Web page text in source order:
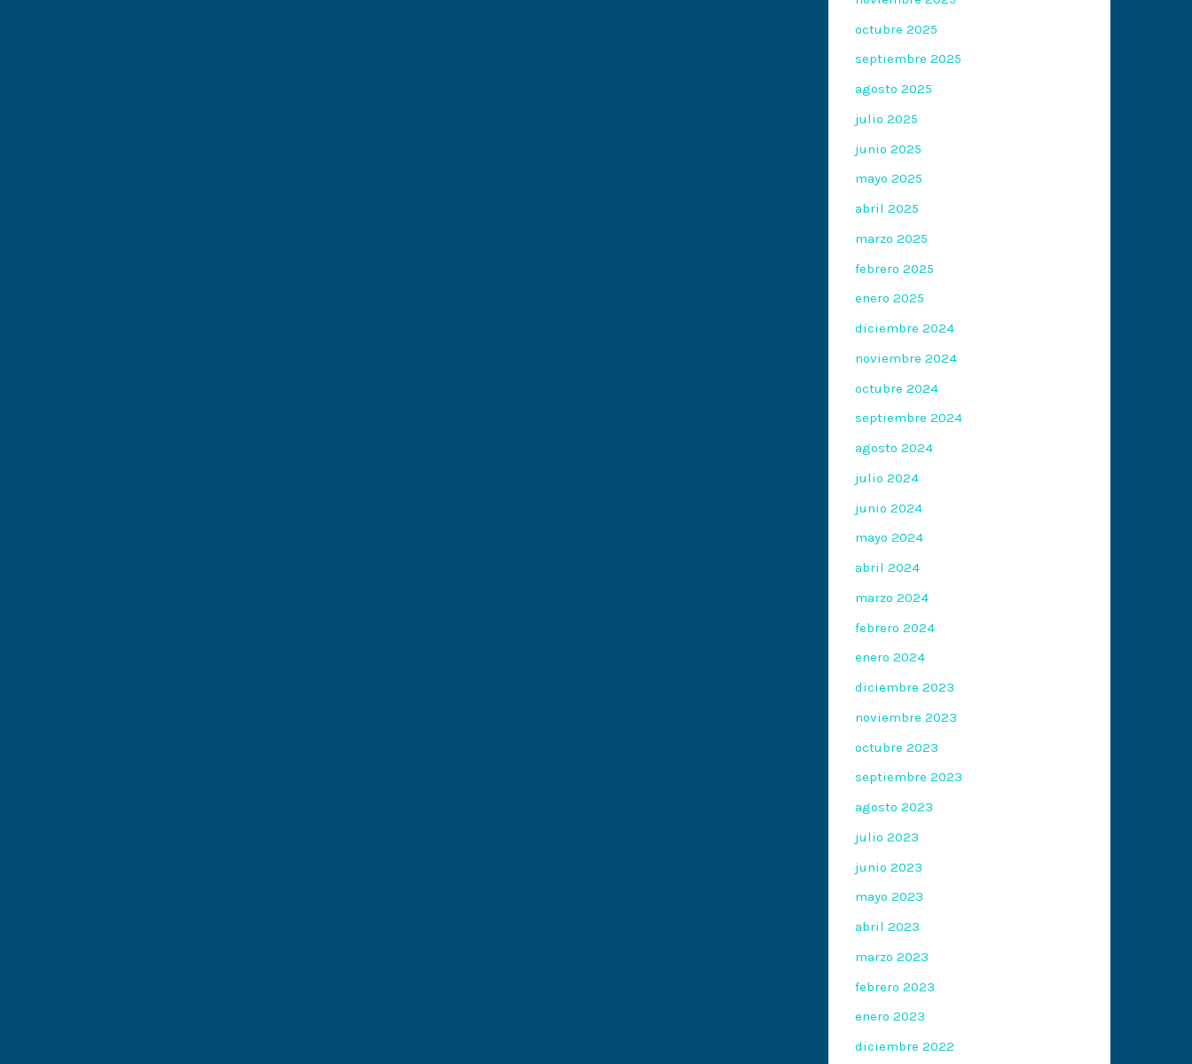
octubre 2025
septiembre 2025
agosto 2025
julio 2025
junio 2025
mayo 2025
abril 2025
marzo 2025
febrero 2025
enero 2025
diciembre 2024
noviembre 2024
octubre 2024
septiembre 2024
agosto 2024
julio 2024
junio 2024
mayo 2024
abril 2024
marzo 2024
febrero 2024
enero 2024
diciembre 2023
noviembre 2023
octubre 2023
septiembre 2023
agosto 2023
julio 2023
junio 2023
mayo 2023
abril 2023
marzo 2023
febrero 2023
enero 2023
diciembre 2022